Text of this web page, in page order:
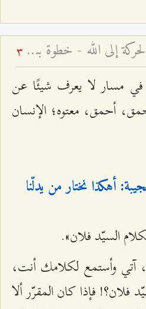
المعرفة بالطريق شرط الحركة إلى الله - خطوة بيقين خير من ألف خطوة بشك 3
مسار لا يعرف شيئًا عن
أحمق، معتوه؛ الإنسان
أهكذا نختار من يدلّنا
السيّد فلان».
آتي وأستمع لكلامك أنت،
فلان؟! فإذا كان المقرّر ألا